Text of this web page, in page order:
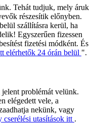
Tehát tudjuk, mely áruk
részesítik előnyben.
szállításra kerül, ha
Egyszerűen fizessen
fizetési módként. És
elérhetők 24 órán belül ".
problémát velünk.
elégedett vele, a
nekünk, vagy
cserélési utasítások itt .